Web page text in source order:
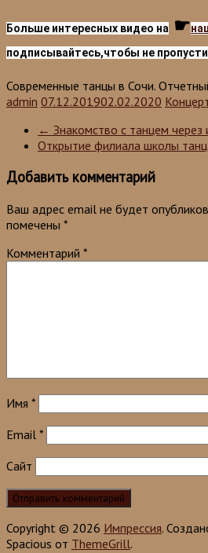
Больше интересных видео на ☛
подписывайтесь,чтобы не
Современные танцы в Сочи.
admin 07.12.201902.02.2020
← Знакомство с танцем через
Открытие филиала школы
Добавить комментарий
Ваш адрес email не будет
помечены *
Комментарий *
Имя *
Email *
Сайт
Copyright © 2026 Импрессия.
Spacious от ThemeGrill.